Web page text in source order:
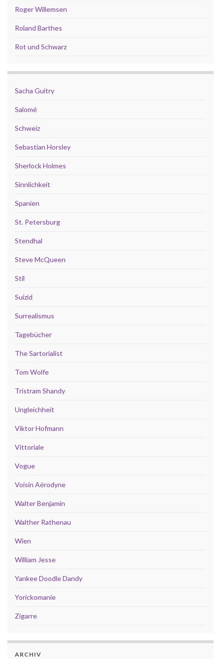
Roger Willemsen
Roland Barthes
Rot und Schwarz
Sacha Guitry
Salomé
Schweiz
Sebastian Horsley
Sherlock Holmes
Sinnlichkeit
Spanien
St. Petersburg
Stendhal
Steve McQueen
Stil
Suizid
Surrealismus
Tagebücher
The Sartorialist
Tom Wolfe
Tristram Shandy
Ungleichheit
Viktor Hofmann
Vittoriale
Vogue
Voisin Aérodyne
Walter Benjamin
Walther Rathenau
Wien
William Jesse
Yankee Doodle Dandy
Yorickomanie
Zigarre
ARCHIV